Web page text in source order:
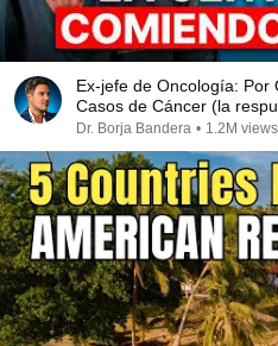
Ex-jefe de Oncología: Por
Casos de Cáncer (la
Dr. Borja Bandera • 1.2M views